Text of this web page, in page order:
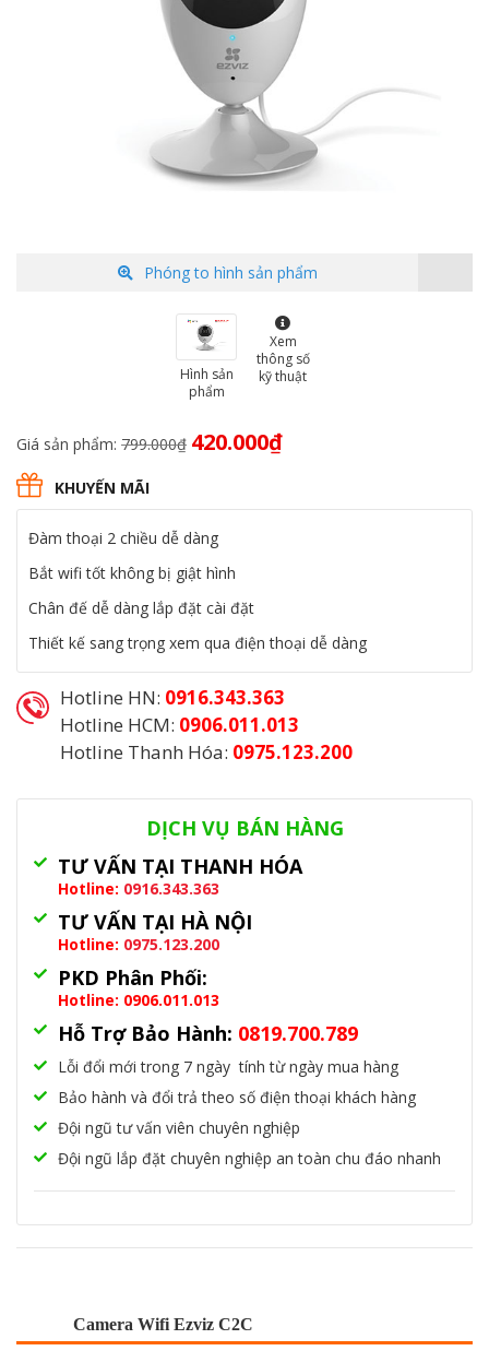
Phóng to hình sản phẩm
Hình sản
phẩm
Xem
thông số
kỹ thuật
Giá sản phẩm: 799.000₫ Giá
gốc
420.000₫Giá
420.000₫.
KHUYẾN MÃI
Đàm thoại 2 chiều dễ dàng
Bắt wifi tốt không bị giật hình
Chân đế dễ dàng lắp đặt cài đặt
Thiết kế sang trọng xem qua điện thoại dễ dàng
Hotline HN: 0916.343.363
Hotline HCM: 0906.011.013
Hotline Thanh Hóa: 0975.123.200
Danh mục:Camera Wifi,Camera Wifi Ezviz
DỊCH VỤ BÁN HÀNG
TƯ VẤN TẠI THANH HÓA
Hotline: 0916.343.363
TƯ VẤN TẠI HÀ NỘI
Hotline: 0975.123.200
PKD Phân Phối:
Hotline: 0906.011.013
Hỗ Trợ Bảo Hành: 0819.700.789
Lỗi đổi mới trong 7 ngày tính từ ngày mua hàng
Bảo hành và đổi trả theo số điện thoại khách hàng
Đội ngũ tư vấn viên chuyên nghiệp
Đội ngũ lắp đặt chuyên nghiệp an toàn chu đáo nhanh
Camera Wifi Ezviz C2C